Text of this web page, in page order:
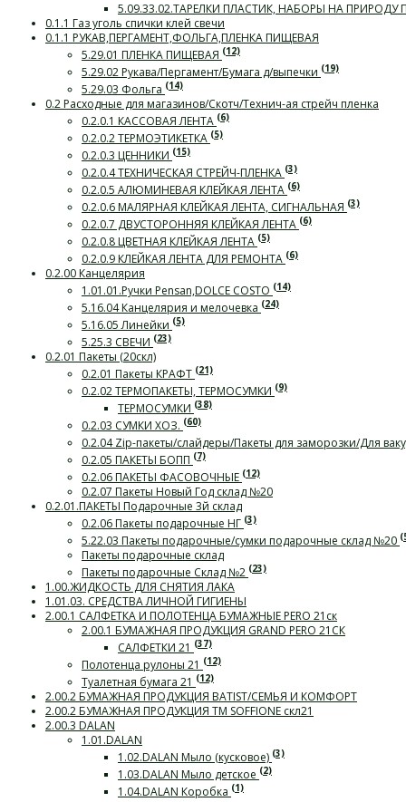
5.09.33.02.ТАРЕЛКИ ПЛАСТИК, НАБОРЫ НА ПРИРОДУ
0.1.1 Газ уголь спички клей свечи
0.1.1 РУКАВ,ПЕРГАМЕНТ,ФОЛЬГА,ПЛЕНКА ПИЩЕВАЯ
5.29.01 ПЛЕНКА ПИЩЕВАЯ (12)
5.29.02 Рукава/Пергамент/Бумага д/выпечки (19)
5.29.03 Фольга (14)
0.2 Расходные для магазинов/Скотч/Технич-ая стрейч пленка
0.2.0.1 КАССОВАЯ ЛЕНТА (6)
0.2.0.2 ТЕРМОЭТИКЕТКА (5)
0.2.0.3 ЦЕННИКИ (15)
0.2.0.4 ТЕХНИЧЕСКАЯ СТРЕЙЧ-ПЛЕНКА (3)
0.2.0.5 АЛЮМИНЕВАЯ КЛЕЙКАЯ ЛЕНТА (6)
0.2.0.6 МАЛЯРНАЯ КЛЕЙКАЯ ЛЕНТА, СИГНАЛЬНАЯ (3)
0.2.0.7 ДВУСТОРОННЯЯ КЛЕЙКАЯ ЛЕНТА (6)
0.2.0.8 ЦВЕТНАЯ КЛЕЙКАЯ ЛЕНТА (5)
0.2.0.9 КЛЕЙКАЯ ЛЕНТА ДЛЯ РЕМОНТА (6)
0.2.00 Канцелярия
1.01.01.Ручки Pensan,DOLCE COSTO (14)
5.16.04 Канцелярия и мелочевка (24)
5.16.05 Линейки (5)
5.25.3 СВЕЧИ (23)
0.2.01 Пакеты (20скл)
0.2.01 Пакеты КРАФТ (21)
0.2.02 ТЕРМОПАКЕТЫ, ТЕРМОСУМКИ (9)
ТЕРМОСУМКИ (38)
0.2.03 СУМКИ ХОЗ. (60)
0.2.04 Zip-пакеты/слайдеры/Пакеты для заморозки/Для
0.2.05 ПАКЕТЫ БОПП (7)
0.2.06 ПАКЕТЫ ФАСОВОЧНЫЕ (12)
0.2.07 Пакеты Новый Год склад №20
0.2.01.ПАКЕТЫ Подарочные 3й склад
0.2.06 Пакеты подарочные НГ (3)
5.22.03 Пакеты подарочные/сумки подарочные склад №20
Пакеты подарочные склад
Пакеты подарочные Склад №2 (23)
1.00.ЖИДКОСТЬ ДЛЯ СНЯТИЯ ЛАКА
1.01.03. СРЕДСТВА ЛИЧНОЙ ГИГИЕНЫ
2.00.1 САЛФЕТКА И ПОЛОТЕНЦА БУМАЖНЫЕ PERO 21ск
2.00.1 БУМАЖНАЯ ПРОДУКЦИЯ GRAND PERO 21СК
САЛФЕТКИ 21 (37)
Полотенца рулоны 21 (12)
Туалетная бумага 21 (12)
2.00.2 БУМАЖНАЯ ПРОДУКЦИЯ BATIST/СЕМЬЯ И КОМФОРТ
2.00.2 БУМАЖНАЯ ПРОДУКЦИЯ ТМ SOFFIONE скл21
2.00.3 DALAN
1.01.DALAN
1.02.DALAN Мыло (кусковое) (3)
1.03.DALAN Мыло детское (2)
1.04.DALAN Коробка (1)